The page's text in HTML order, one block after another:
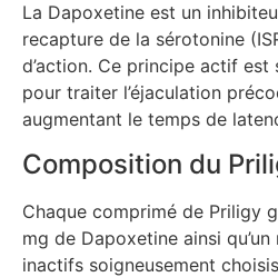
La Dapoxetine est un
recapture de la sérotonine
d’action. Ce principe actif
pour traiter l’éjaculation
augmentant le temps de
Composition du
Chaque comprimé de Priligy
mg de Dapoxetine ainsi qu’un
inactifs soigneusement